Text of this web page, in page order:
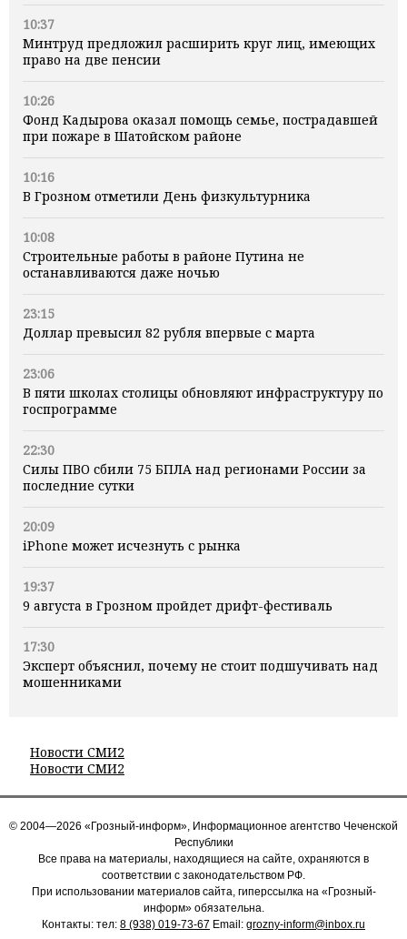
10:37
Минтруд предложил расширить круг лиц, имеющих
право на две пенсии
10:26
Фонд Кадырова оказал помощь семье, пострадавшей
при пожаре в Шатойском районе
10:16
В Грозном отметили День физкультурника
10:08
Строительные работы в районе Путина не
останавливаются даже ночью
23:15
Доллар превысил 82 рубля впервые с марта
23:06
В пяти школах столицы обновляют инфраструктуру по
госпрограмме
22:30
Силы ПВО сбили 75 БПЛА над регионами России за
последние сутки
20:09
iPhone может исчезнуть с рынка
19:37
9 августа в Грозном пройдет дрифт-фестиваль
17:30
Эксперт объяснил, почему не стоит подшучивать над
мошенниками
Новости СМИ2
Новости СМИ2
© 2004—2026 «Грозный-информ», Информационное агентство Чеченской
Республики
Все права на материалы, находящиеся на сайте, охраняются в
соответствии с законодательством РФ.
При использовании материалов сайта, гиперссылка на «Грозный-
информ» обязательна.
Контакты: тел: 8 (938) 019-73-67 Email: grozny-inform@inbox.ru